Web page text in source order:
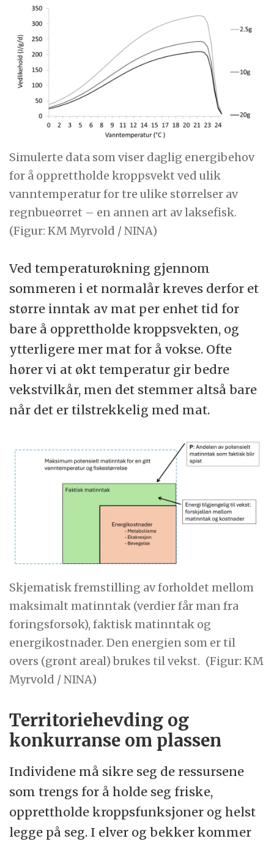
Simulerte data som viser daglig energibehov
for å opprettholde kroppsvekt ved ulik
vanntemperatur for tre ulike størrelser av
regnbueørret – en annen art av laksefisk.
(Figur: KM Myrvold / NINA)
Ved temperaturøkning gjennom
sommeren i et normalår kreves derfor et
større inntak av mat per enhet tid for
bare å opprettholde kroppsvekten, og
ytterligere mer mat for å vokse. Ofte
hører vi at økt temperatur gir bedre
vekstvilkår, men det stemmer altså bare
når det er tilstrekkelig med mat.
Skjematisk fremstilling av forholdet mellom
maksimalt matinntak (verdier får man fra
foringsforsøk), faktisk matinntak og
energikostnader. Den energien som er til
overs (grønt areal) brukes til vekst. (Figur: KM
Myrvold / NINA)
Territoriehevding og
konkurranse om plassen
Individene må sikre seg de ressursene
som trengs for å holde seg friske,
opprettholde kroppsfunksjoner og helst
legge på seg. I elver og bekker kommer